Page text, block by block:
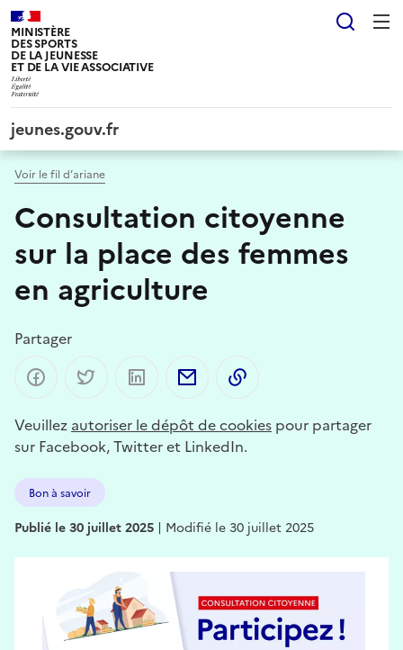
MINISTÈRE
DES SPORTS
DE LA JEUNESSE
ET DE LA VIE ASSOCIATIVE
jeunes.gouv.fr
Voir le fil d’ariane
Consultation citoyenne
sur la place des femmes
en agriculture
Partager
Partager sur Facebook
Partager sur Twitter
Partager sur LinkedIn
Partager par email
Veuillez autoriser le dépôt de cookies pour partager
sur Facebook, Twitter et LinkedIn.
Bon à savoir
Publié le 30 juillet 2025 | Modifié le 30 juillet 2025
Panneau de gestion des cookies tarteaucitron